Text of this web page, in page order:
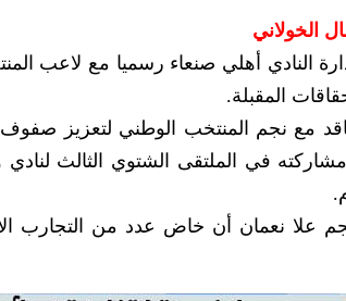
الخولاني
النادي أهلي صنعاء رسميا مع لاعب
المقبلة.
مع نجم المنتخب الوطني لتعزيز صفوف
في الملتقى الشتوي الثالث لنادي
علا نعمان أن خاض عدد من التجارب